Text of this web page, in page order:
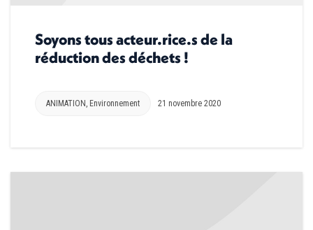
Soyons tous acteur.rice.s de la
réduction des déchets !
ANIMATION Environnement 21 novembre 2020